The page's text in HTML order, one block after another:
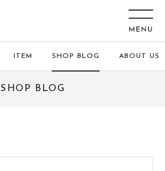
ITEM SHOP BLOG ABOUT US
SHOP BLOG